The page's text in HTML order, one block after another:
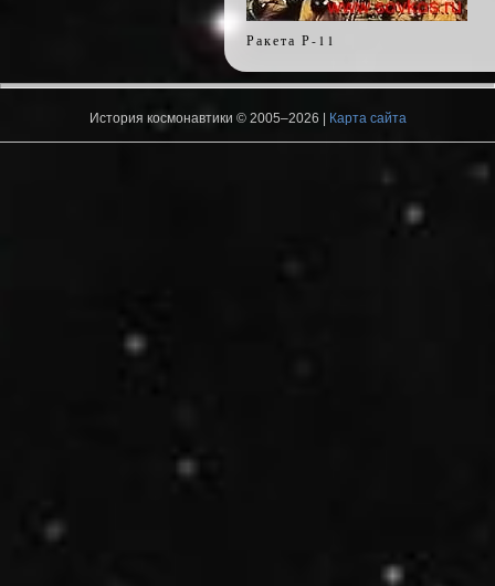
Ракета Р-11
История космонавтики © 2005–2026 | Карта сайта